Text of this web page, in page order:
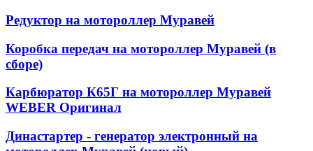
Редуктор на мотороллер Муравей
Коробка передач на мотороллер Муравей (в
сборе)
Карбюратор К65Г на мотороллер Муравей
WEBER Оригинал
Династартер - генератор электронный на